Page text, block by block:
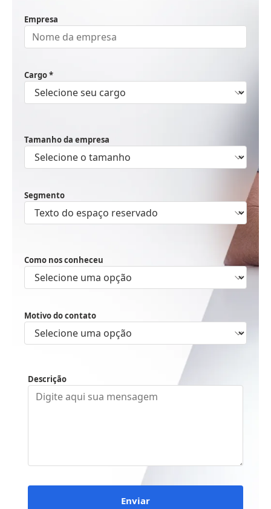
Empresa
Cargo *
Tamanho da empresa
Segmento
Como nos conheceu
Motivo do contato
Descrição
Enviar